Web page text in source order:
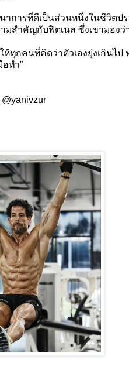
ารที่ดีเป็นส่วนหนึ่งในชีวิตปร
มสำคัญกับฟิตเนส ซึ่งเขามอง
กคนที่คิดว่าตัวเองยุ่งเกินไป
ทำ”